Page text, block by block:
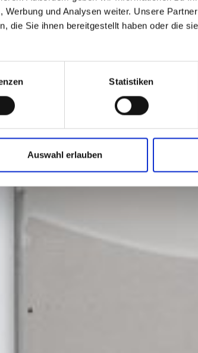
und Analysen weiter. Unsere
die Sie ihnen bereitgestellt haben oder die
Statistiken
Auswahl erlauben